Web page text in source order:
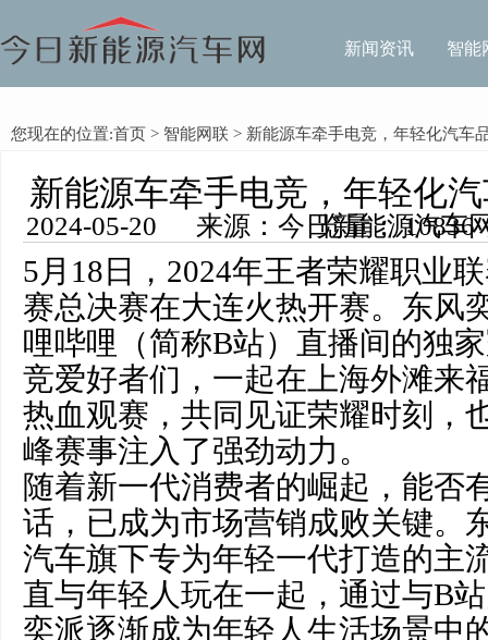
新闻资讯 智能
您现在的位置:首页 > 智能网联 > 新能源车牵手电竞，年轻化汽车
新能源车牵手电竞，年轻化
2024-05-20 来源：今日新能源汽车网 编辑：李洪 浏览量： 10836
5月18日，2024年王者荣耀职业
赛总决赛在大连火热开赛。东风
哩哔哩（简称B站）直播间的独
竞爱好者们，一起在上海外滩来
热血观赛，共同见证荣耀时刻，
峰赛事注入了强劲动力。
随着新一代消费者的崛起，能否
话，已成为市场营销成败关键。
汽车旗下专为年轻一代打造的主
直与年轻人玩在一起，通过与B
奕派逐渐成为年轻人生活场景中